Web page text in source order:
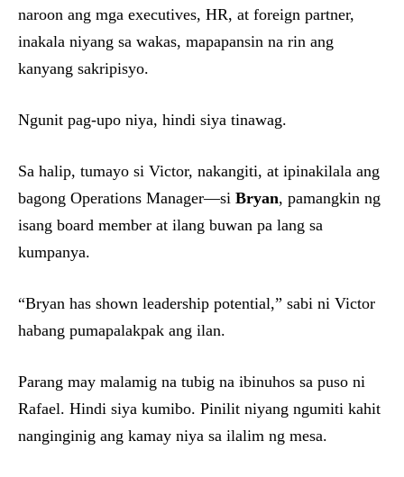
naroon ang mga executives, HR, at foreign partner,
inakala niyang sa wakas, mapapansin na rin ang
kanyang sakripisyo.
Ngunit pag-upo niya, hindi siya tinawag.
Sa halip, tumayo si Victor, nakangiti, at ipinakilala ang
bagong Operations Manager—si Bryan, pamangkin ng
isang board member at ilang buwan pa lang sa
kumpanya.
“Bryan has shown leadership potential,” sabi ni Victor
habang pumapalakpak ang ilan.
Parang may malamig na tubig na ibinuhos sa puso ni
Rafael. Hindi siya kumibo. Pinilit niyang ngumiti kahit
nanginginig ang kamay niya sa ilalim ng mesa.